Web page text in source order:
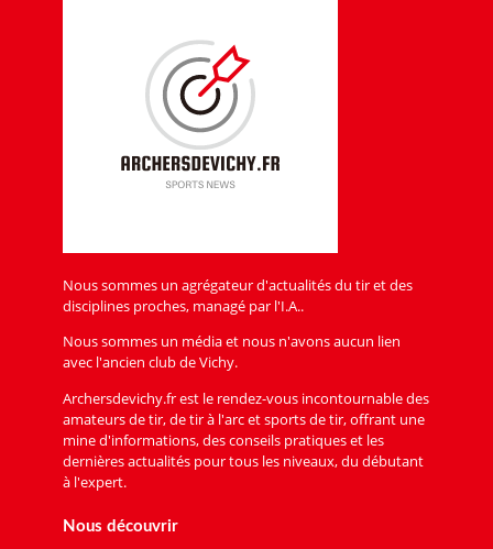
Nous sommes un agrégateur d'actualités du tir et des
disciplines proches, managé par l'I.A..
Nous sommes un média et nous n'avons aucun lien
avec l'ancien club de Vichy.
Archersdevichy.fr est le rendez-vous incontournable des
amateurs de tir, de tir à l'arc et sports de tir, offrant une
mine d'informations, des conseils pratiques et les
dernières actualités pour tous les niveaux, du débutant
à l'expert.
Nous découvrir